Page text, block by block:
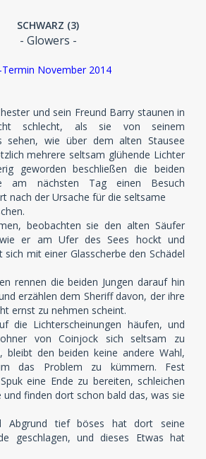
SCHWARZ (3)
- Glowers -
Termin November 2014
und sein Freund Barry staunen in
schlecht, als sie von seinem
sehen, wie über dem alten Stausee
mehrere seltsam glühende Lichter
geworden beschließen die beiden
am nächsten Tag einen Besuch
nach der Ursache für die seltsame
beobachten sie den alten Säufer
er am Ufer des Sees hockt und
mit einer Glasscherbe den Schädel
rennen die beiden Jungen darauf hin
erzählen dem Sheriff davon, der ihre
ernst zu nehmen scheint.
die Lichterscheinungen häufen, und
von Coinjock sich seltsam zu
bleibt den beiden keine andere Wahl,
das Problem zu kümmern. Fest
eine Ende zu bereiten, schleichen
und finden dort schon bald das, was sie
Abgrund tief böses hat dort seine
geschlagen, und dieses Etwas hat